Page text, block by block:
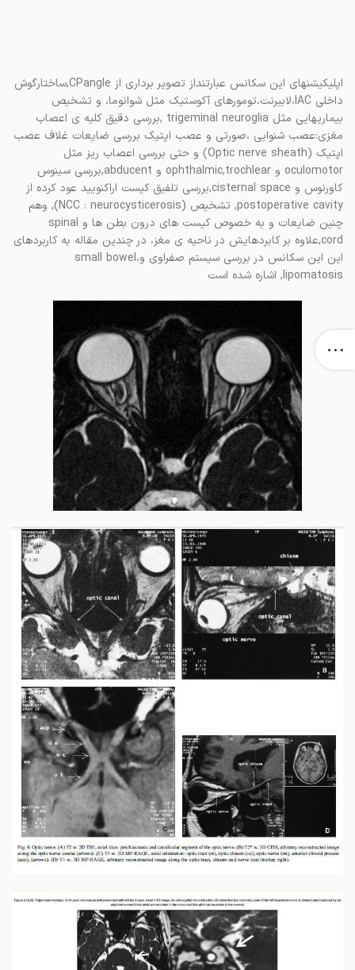
اپلیکیشنهای این سکانس عبارتنداز تصویر برداری از CPangle,ساختارگوش
داخلی IAC،لابیرنت،تومورهای آکوستیک مثل شوانوما، و تشخیص
بیماریهایی مثل trigeminal neuroglia ,بررسی دقیق کلیه ی اعصاب
مغزی:عصب شنوایی ،صورتی و عصب اپتیک بررسی ضایعات غلاف عصب
اپتیک (Optic nerve sheath) و حتی بررسی اعصاب ریز مثل
oculomotor و ophthalmic,trochlear و abducent,بررسی سینوس
کاورنوس و cisternal space,بررسی تلفیق کیست اراکنویید عود کرده از
postoperative cavity, تشخیص (NCC : neurocysticerosis), وهم
چنین ضایعات و به خصوص کیست های درون بطن ها و spinal
cord,علاوه بر کابردهایش در ناحیه ی مغز، در چندین مقاله به کاربردهای
این این سکانس در بررسی سیستم صفراوی و،small bowel
lipomatosis, اشاره شده است